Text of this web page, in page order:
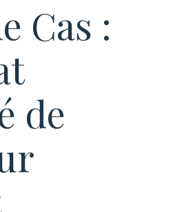
Cas :
de